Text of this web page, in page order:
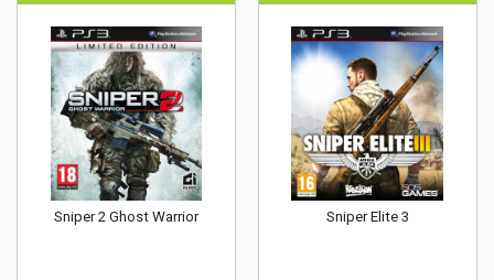
Sniper 2 Ghost Warrior Sniper Elite 3